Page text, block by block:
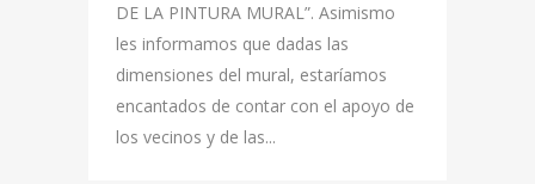
DE LA PINTURA MURAL”. Asimismo
les informamos que dadas las
dimensiones del mural, estaríamos
encantados de contar con el apoyo de
los vecinos y de las...